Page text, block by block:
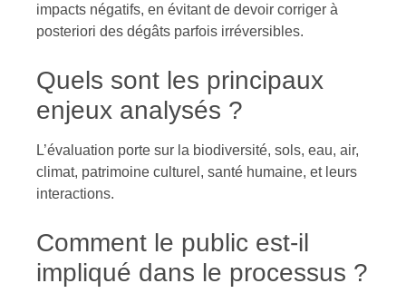
impacts négatifs, en évitant de devoir corriger à
posteriori des dégâts parfois irréversibles.
Quels sont les principaux
enjeux analysés ?
L’évaluation porte sur la biodiversité, sols, eau, air,
climat, patrimoine culturel, santé humaine, et leurs
interactions.
Comment le public est-il
impliqué dans le processus ?